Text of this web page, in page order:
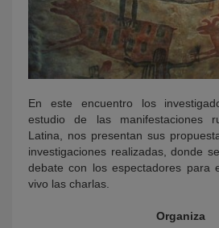
En este encuentro los
estudio de las manifestaciones
Latina, nos presentan sus
investigaciones realizadas, donde
debate con los espectadores para
vivo las charlas.
Organiza